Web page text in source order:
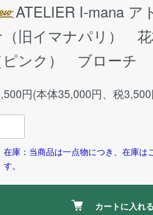
ATELIER I-mana ア
（旧イマナパリ）
ピンク） ブローチ
円(本体35,000円、税
在庫：当商品は一点物につき、在庫は
す。
カートに入れる